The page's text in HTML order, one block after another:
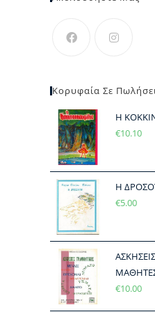
Κορυφαία Σε
Η
€10.10
Η
€5.00
€10.00